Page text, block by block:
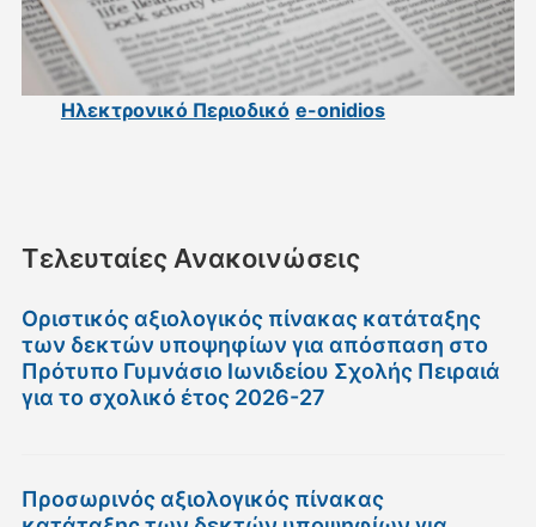
Ηλεκτρονικό Περιοδικό e-onidios
Τελευταίες Ανακοινώσεις
Οριστικός αξιολογικός πίνακας κατάταξης
των δεκτών υποψηφίων για απόσπαση στο
Πρότυπο Γυμνάσιο Ιωνιδείου Σχολής Πειραιά
για το σχολικό έτος 2026-27
Προσωρινός αξιολογικός πίνακας